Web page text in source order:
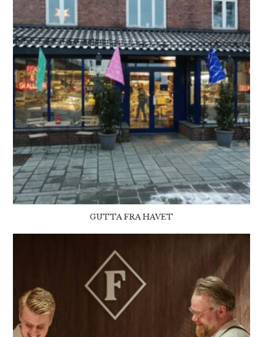
GUTTA FRA HAVET